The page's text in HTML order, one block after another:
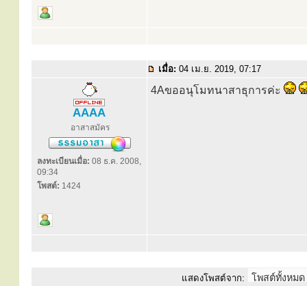
เมื่อ: 04 เม.ย. 2019, 07:17
AAAA
อาสาสมัคร
ลงทะเบียนเมื่อ: 08 ธ.ค. 2008,
09:34
โพสต์: 1424
4Aขออนุโมทนาสาธุการค่ะ
แสดงโพสต์จาก: